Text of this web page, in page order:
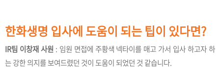
한화생명 입사에 도움이 되는 팁이 있다면?
IR팀 이창재 사원 : 임원 면접에 주황색 넥타이를 매고 가서 입사 하고자 하
는 강한 의지를 보여드렸던 것이 도움이 되었던 것 같습니다.